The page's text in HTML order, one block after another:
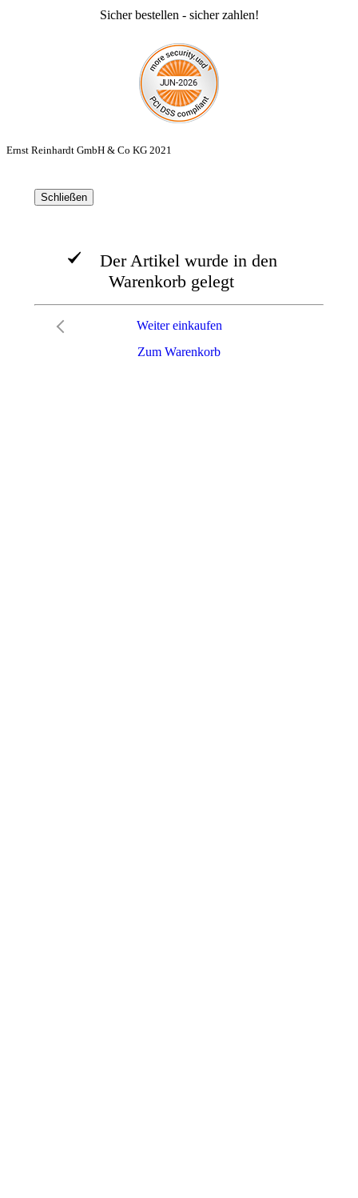
Sicher bestellen - sicher zahlen!
Ernst Reinhardt GmbH & Co KG 2021
Schließen
Der Artikel wurde in den
Warenkorb gelegt
Zum Warenkorb
Weiter einkaufen